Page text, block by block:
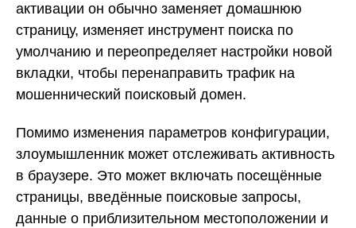
активации он обычно заменяет домашнюю
страницу, изменяет инструмент поиска по
умолчанию и переопределяет настройки новой
вкладки, чтобы перенаправить трафик на
мошеннический поисковый домен.
Помимо изменения параметров конфигурации,
злоумышленник может отслеживать активность
в браузере. Это может включать посещённые
страницы, введённые поисковые запросы,
данные о приблизительном местоположении и